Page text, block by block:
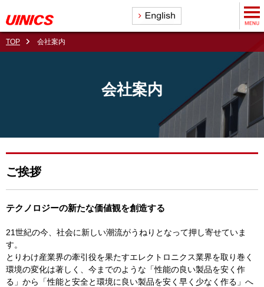
TOP 会社案内
会社案内
ご挨拶
テクノロジーの新たな価値観を創造する
21世紀の今、社会に新しい潮流がうねりとなって押し寄せていま
す。
とりわけ産業界の牽引役を果たすエレクトロニクス業界を取り巻く
環境の変化は著しく、今までのような「性能の良い製品を安く作
る」から「性能と安全と環境に良い製品を安く早く少なく作る」へ